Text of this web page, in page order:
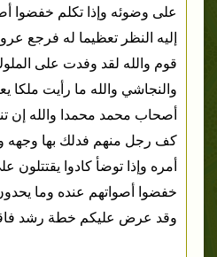
على وضوئه وإذا تكلم خفضوا
إليه النظر تعظيما له فرجع
قوم والله لقد وفدت على
والنجاشي والله ما رأيت ملكا
أصحاب محمد محمدا والله إن
كف رجل منهم فدلك بها وجهه
أمره وإذا توضأ كادوا يقتتلون
خفضوا أصواتهم عنده وما
وقد عرض عليكم خطة رشد